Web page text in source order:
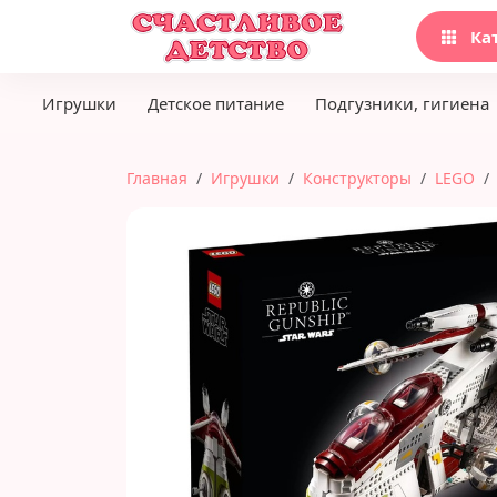
Игрушки Детское питание Подгузники, гигиена
Главная Игрушки Конструкторы LEGO